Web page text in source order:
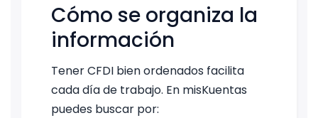
Cómo se organiza la
información
Tener CFDI bien ordenados facilita
cada día de trabajo. En misKuentas
puedes buscar por: